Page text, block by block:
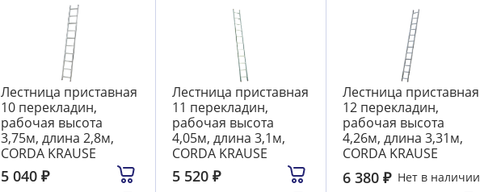
Лестница приставная
10 перекладин,
рабочая высота
3,75м, длина 2,8м,
CORDA KRAUSE
5 040₽
Лестница приставная
11 перекладин,
рабочая высота
4,05м, длина 3,1м,
CORDA KRAUSE
5 520 ₽
Лестница приставная
12 перекладин,
рабочая высота
4,26м, длина 3,31м,
CORDA KRAUSE
6 380 ₽ Нет в наличии